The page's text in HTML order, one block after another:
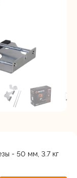
- 50 мм, 3.7 кг